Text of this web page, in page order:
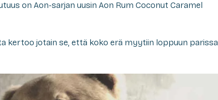
on Aon-sarjan uusin Aon Rum Coconut Caramel
kertoo jotain se, että koko erä myytiin loppuun parissa